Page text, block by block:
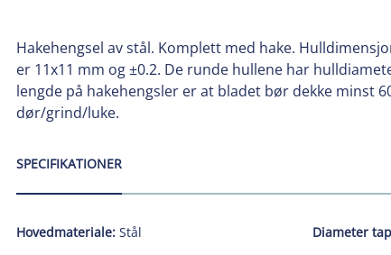
Hakehengsel av stål. Komplett med hake.
er 11x11 mm og ±0.2. De runde hullene har
lengde på hakehengsler er at bladet bør dekke minst
dør/grind/luke.
SPECIFIKATIONER
Hovedmateriale: Stål
Diameter